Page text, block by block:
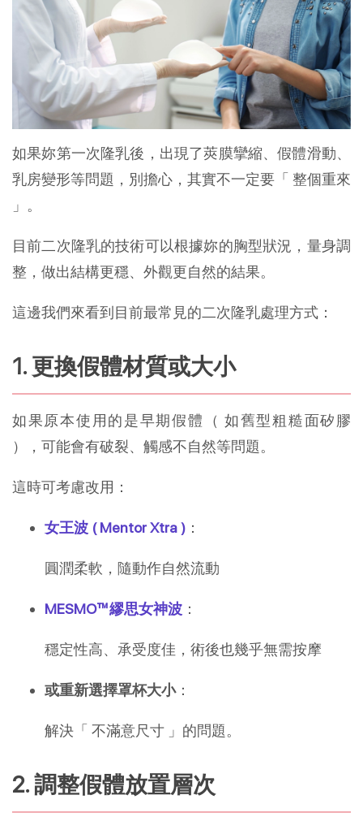
如果妳第一次隆乳後，出現了莢膜攣縮、假體滑動、
乳房變形等問題，別擔心，其實不一定要「 整個重來
」。
目前二次隆乳的技術可以根據妳的胸型狀況，量身調
整，做出結構更穩、外觀更自然的結果。
這邊我們來看到目前最常見的二次隆乳處理方式：
1. 更換假體材質或大小
如果原本使用的是早期假體（ 如舊型粗糙面矽膠
），可能會有破裂、觸感不自然等問題。
這時可考慮改用：
女王波 ( Mentor Xtra ) ：
圓潤柔軟，隨動作自然流動
MESMO™繆思女神波 ：
穩定性高、承受度佳，術後也幾乎無需按摩
或重新選擇罩杯大小：
解決「 不滿意尺寸 」的問題。
2. 調整假體放置層次